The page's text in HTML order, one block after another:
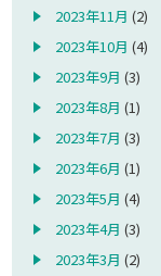
2023年11月 (2)
2023年10月 (4)
2023年9月 (3)
2023年8月 (1)
2023年7月 (3)
2023年6月 (1)
2023年5月 (4)
2023年4月 (3)
2023年3月 (2)